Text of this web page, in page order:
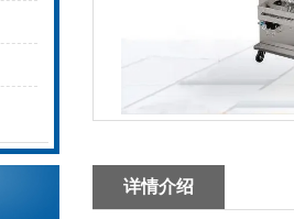
详情介绍